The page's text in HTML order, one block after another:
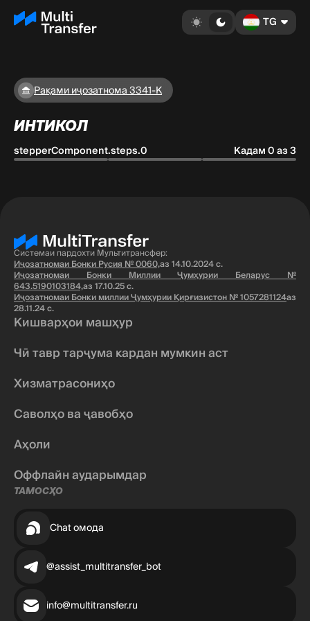
TG
Рақами иҷозатнома 3341-K
ИНТИКОЛ
stepperComponent.steps.0 Кадам 0 аз 3
Системаи пардохти Мультитрансфер:
Иҷозатномаи Бонки Русия № 0060,аз 14.10.2024 с.
Иҷозатномаи Бонки Миллии Ҷумҳурии Беларус №
643.5190103184,аз 17.10.25 с.
Иҷозатномаи Бонки миллии Ҷумҳурии Қирғизистон № 1057281124аз
28.11.24 с.
Кишварҳои машҳур
Чӣ тавр тарҷума кардан мумкин аст
Хизматрасониҳо
Саволҳо ва ҷавобҳо
Аҳоли
Оффлайн аударымдар
ТАМОСҲО
Chat омода
@assist_multitransfer_bot
info@multitransfer.ru